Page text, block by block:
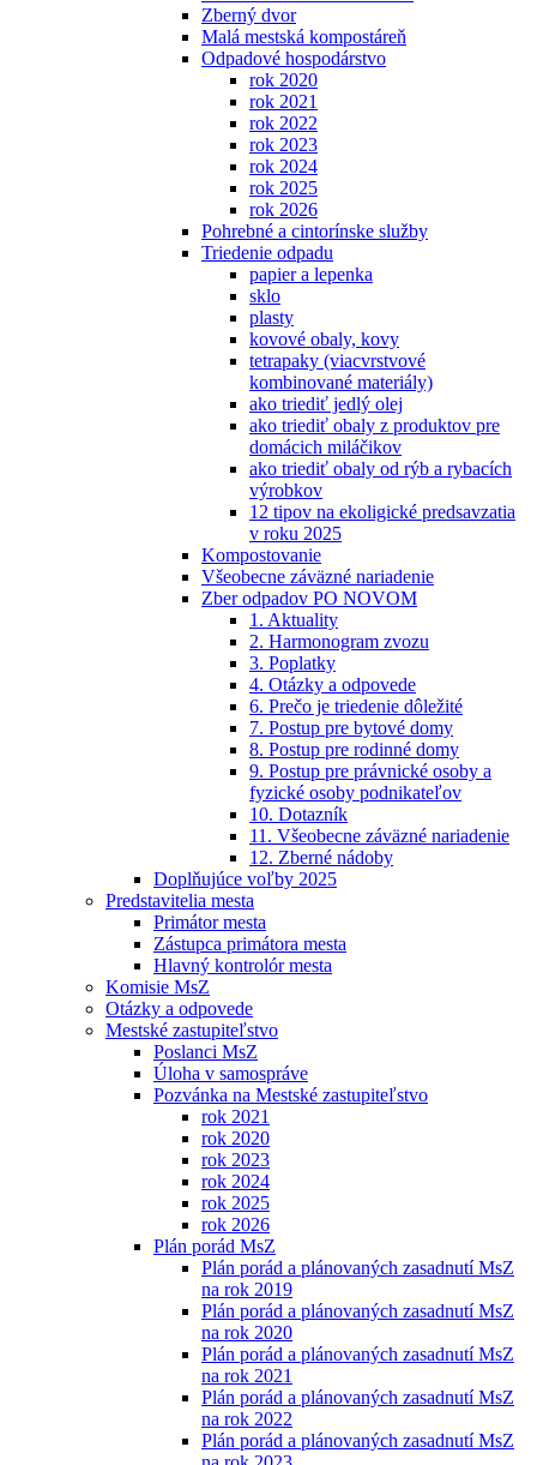
Zberný dvor
Malá mestská kompostáreň
Odpadové hospodárstvo
rok 2020
rok 2021
rok 2022
rok 2023
rok 2024
rok 2025
rok 2026
Pohrebné a cintorínske služby
Triedenie odpadu
papier a lepenka
sklo
plasty
kovové obaly, kovy
tetrapaky (viacvrstvové
kombinované materiály)
ako triediť jedlý olej
ako triediť obaly z produktov pre
domácich miláčikov
ako triediť obaly od rýb a rybacích
výrobkov
12 tipov na ekoligické predsavzatia
v roku 2025
Kompostovanie
Všeobecne záväzné nariadenie
Zber odpadov PO NOVOM
1. Aktuality
2. Harmonogram zvozu
3. Poplatky
4. Otázky a odpovede
6. Prečo je triedenie dôležité
7. Postup pre bytové domy
8. Postup pre rodinné domy
9. Postup pre právnické osoby a
fyzické osoby podnikateľov
10. Dotazník
11. Všeobecne záväzné nariadenie
12. Zberné nádoby
Doplňujúce voľby 2025
Predstavitelia mesta
Primátor mesta
Zástupca primátora mesta
Hlavný kontrolór mesta
Komisie MsZ
Otázky a odpovede
Mestské zastupiteľstvo
Poslanci MsZ
Úloha v samospráve
Pozvánka na Mestské zastupiteľstvo
rok 2021
rok 2020
rok 2023
rok 2024
rok 2025
rok 2026
Plán porád MsZ
Plán porád a plánovaných zasadnutí MsZ
na rok 2019
Plán porád a plánovaných zasadnutí MsZ
na rok 2020
Plán porád a plánovaných zasadnutí MsZ
na rok 2021
Plán porád a plánovaných zasadnutí MsZ
na rok 2022
Plán porád a plánovaných zasadnutí MsZ